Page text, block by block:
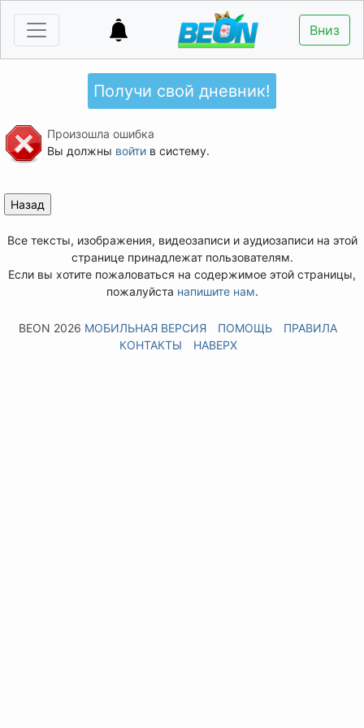
Вниз
Получи свой дневник!
Произошла ошибка
Вы должны войтив систему.
Все тексты, изображения, видеозаписи и аудиозаписи на этой
странице принадлежат пользователям.
Если вы хотите пожаловаться на содержимое этой страницы,
пожалуйста напишите нам.
BEON 2026 МОБИЛЬНАЯ ВЕРСИЯ ПОМОЩЬ
ПРАВИЛА
КОНТАКТЫ
НАВЕРХ